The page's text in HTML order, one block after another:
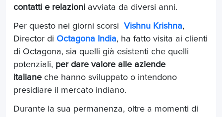
contatti e relazioni avviata da diversi anni.
Per questo nei giorni scorsi Vishnu Krishna,
Director di Octagona India, ha fatto visita ai clienti
di Octagona, sia quelli già esistenti che quelli
potenziali, per dare valore alle aziende
italiane che hanno sviluppato o intendono
presidiare il mercato indiano.
Durante la sua permanenza, oltre a momenti di